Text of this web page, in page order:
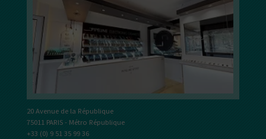
20 Avenue de la République
75011 PARIS - Métro République
+33 (0) 9 51 35 99 36